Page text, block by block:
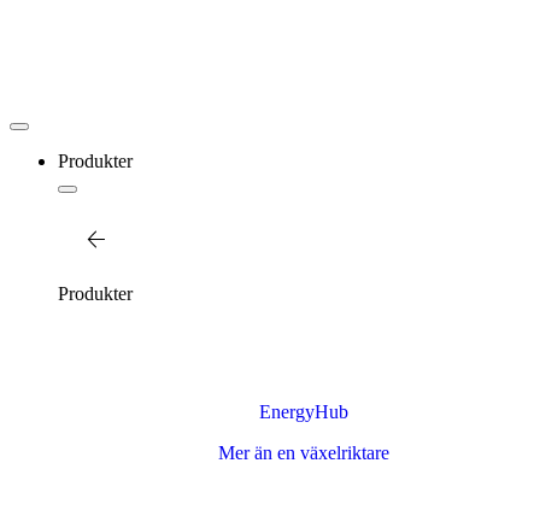
Produkter
Produkter
EnergyHub
Mer än en växelriktare